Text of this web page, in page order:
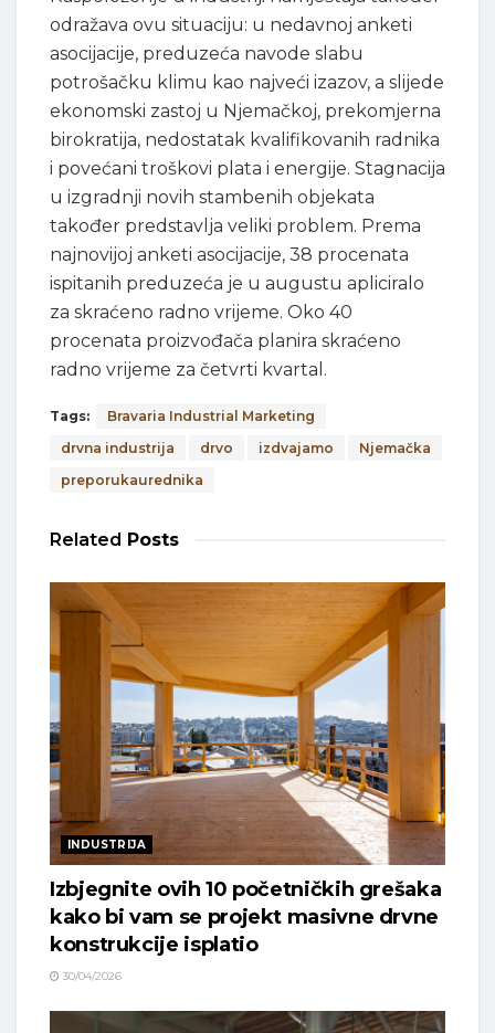
odražava ovu situaciju: u nedavnoj anketi
asocijacije, preduzeća navode slabu
potrošačku klimu kao najveći izazov, a slijede
ekonomski zastoj u Njemačkoj, prekomjerna
birokratija, nedostatak kvalifikovanih radnika
i povećani troškovi plata i energije. Stagnacija
u izgradnji novih stambenih objekata
također predstavlja veliki problem. Prema
najnovijoj anketi asocijacije, 38 procenata
ispitanih preduzeća je u augustu apliciralo
za skraćeno radno vrijeme. Oko 40
procenata proizvođača planira skraćeno
radno vrijeme za četvrti kvartal.
Tags:
Bravaria Industrial Marketing
drvna industrija
drvo izdvajamo
Njemačka
preporukaurednika
Related Posts
INDUSTRIJA
Izbjegnite ovih 10 početničkih grešaka
kako bi vam se projekt masivne drvne
konstrukcije isplatio
30/04/2026